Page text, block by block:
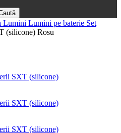
Lumini Lumini pe baterie Set
(silicone) Rosu